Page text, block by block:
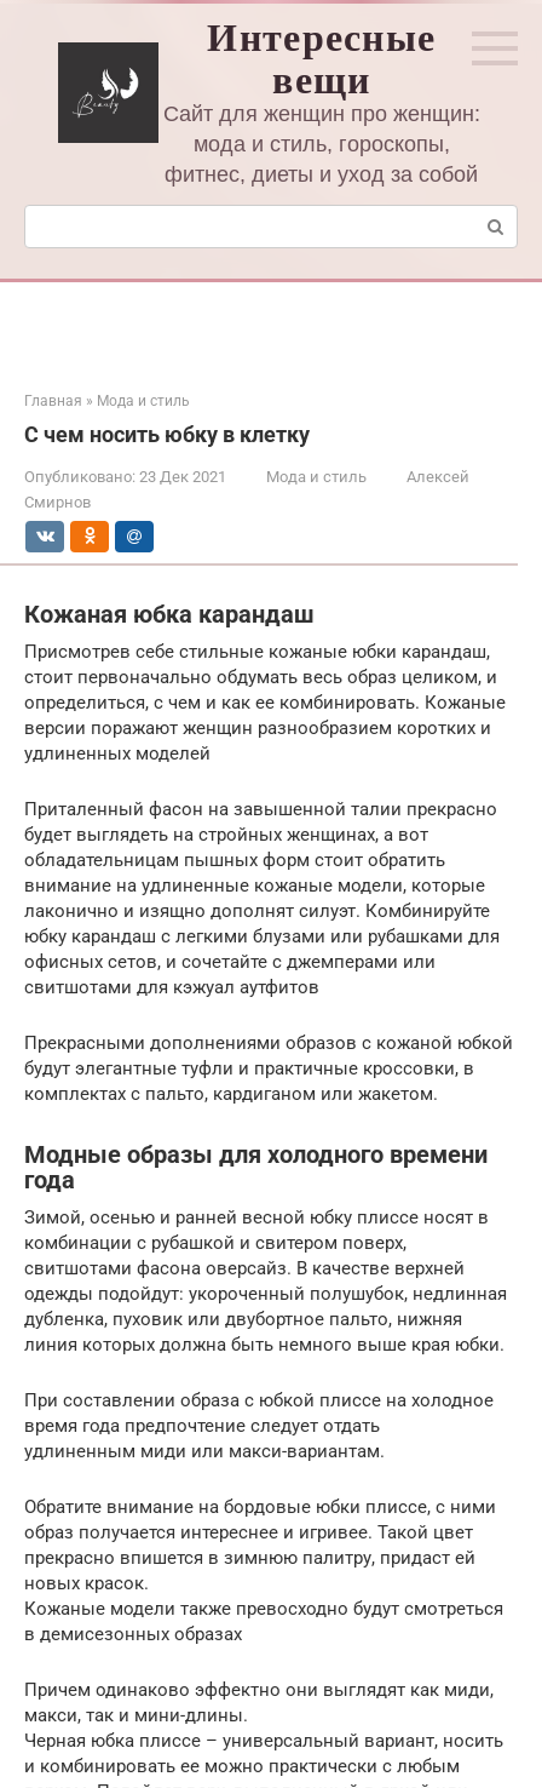
Интересные
вещи
Сайт для женщин про женщин:
мода и стиль, гороскопы,
фитнес, диеты и уход за собой
Поиск:
Главная » Мода и стиль
С чем носить юбку в клетку
Опубликовано: 23 Дек 2021 Мода и стиль
Алексей
Смирнов
Кожаная юбка карандаш
Присмотрев себе стильные кожаные юбки карандаш,
стоит первоначально обдумать весь образ целиком, и
определиться, с чем и как ее комбинировать. Кожаные
версии поражают женщин разнообразием коротких и
удлиненных моделей
Приталенный фасон на завышенной талии прекрасно
будет выглядеть на стройных женщинах, а вот
обладательницам пышных форм стоит обратить
внимание на удлиненные кожаные модели, которые
лаконично и изящно дополнят силуэт. Комбинируйте
юбку карандаш с легкими блузами или рубашками для
офисных сетов, и сочетайте с джемперами или
свитшотами для кэжуал аутфитов
Прекрасными дополнениями образов с кожаной юбкой
будут элегантные туфли и практичные кроссовки, в
комплектах с пальто, кардиганом или жакетом.
Модные образы для холодного времени
года
Зимой, осенью и ранней весной юбку плиссе носят в
комбинации с рубашкой и свитером поверх,
свитшотами фасона оверсайз. В качестве верхней
одежды подойдут: укороченный полушубок, недлинная
дубленка, пуховик или двубортное пальто, нижняя
линия которых должна быть немного выше края юбки.
При составлении образа с юбкой плиссе на холодное
время года предпочтение следует отдать
удлиненным миди или макси-вариантам.
Обратите внимание на бордовые юбки плиссе, с ними
образ получается интереснее и игривее. Такой цвет
прекрасно впишется в зимнюю палитру, придаст ей
новых красок.
Кожаные модели также превосходно будут смотреться
в демисезонных образах
Причем одинаково эффектно они выглядят как миди,
макси, так и мини-длины.
Черная юбка плиссе – универсальный вариант, носить
и комбинировать ее можно практически с любым